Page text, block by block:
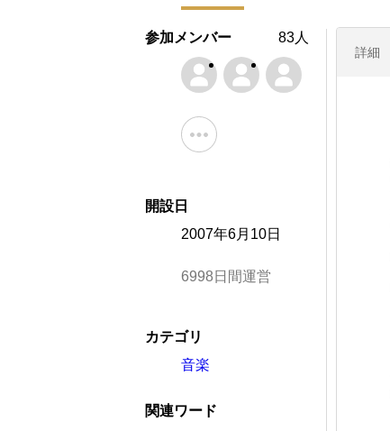
詳細
参加メンバー 83人
開設日
2007年6月10日
6998日間運営
カテゴリ
音楽
関連ワード